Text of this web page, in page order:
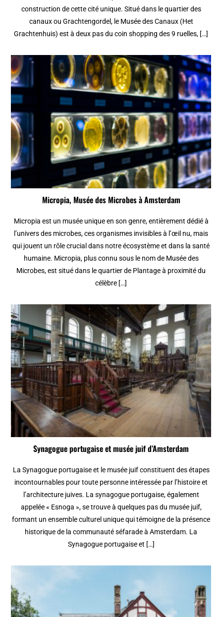
construction de cette cité unique. Situé dans le quartier des
canaux ou Grachtengordel, le Musée des Canaux (Het
Grachtenhuis) est à deux pas du coin shopping des 9 ruelles, […]
Micropia, Musée des Microbes à Amsterdam
Micropia est un musée unique en son genre, entièrement dédié à
l’univers des microbes, ces organismes invisibles à l’œil nu, mais
qui jouent un rôle crucial dans notre écosystème et dans la santé
humaine. Micropia, plus connu sous le nom de Musée des
Microbes, est situé dans le quartier de Plantage à proximité du
célèbre […]
Synagogue portugaise et musée juif d’Amsterdam
La Synagogue portugaise et le musée juif constituent des étapes
incontournables pour toute personne intéressée par l’histoire et
l’architecture juives. La synagogue portugaise, également
appelée « Esnoga », se trouve à quelques pas du musée juif,
formant un ensemble culturel unique qui témoigne de la présence
historique de la communauté séfarade à Amsterdam. La
Synagogue portugaise et […]